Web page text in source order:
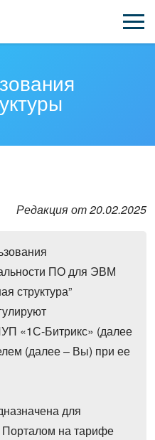
Редакция от 20.02.2025
ПО для ЭВМ
структура”
«1С-Битрикс» (далее
(далее – Вы) при ее
для
Порталом на тарифе